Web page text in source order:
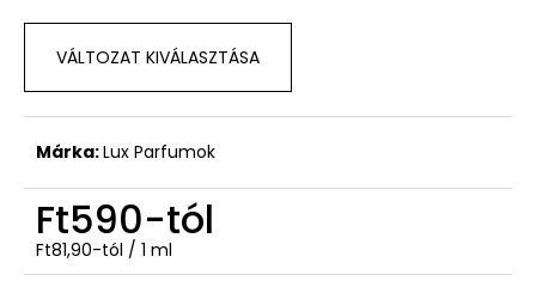
VÁLTOZAT KIVÁLASZTÁSA
Márka:Lux Parfumok
Ft590-tól
Egységár:
Ft81,90-tól / 1 ml